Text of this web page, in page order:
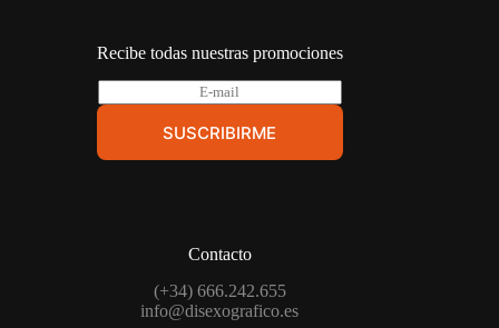
Recibe todas nuestras promociones
-
i
SUSCRIBIRME
Contacto
(+34) 666.242.655
info@disexografico.es